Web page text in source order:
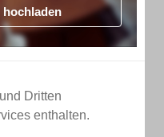
hochladen
Dritten
enthalten.